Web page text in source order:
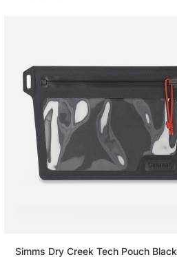
Simms Dry Creek Tech Pouch Black